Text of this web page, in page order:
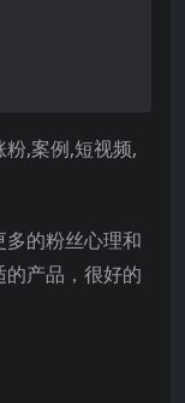
的粉丝心理和
产品，很好的